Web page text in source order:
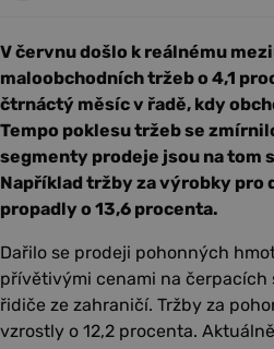
V červnu došlo k reálnému
maloobchodních tržeb o 4,1
čtrnáctý měsíc v řadě, kdy
Tempo poklesu tržeb se
segmenty prodeje jsou na tom
Například tržby za výrobky pro
propadly o 13,6 procenta.
Dařilo se prodeji pohonných
přívětivými cenami na čerpacích
řidiče ze zahraničí. Tržby za
vzrostly o 12,2 procenta.